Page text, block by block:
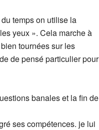
temps on utilise la
yeux ». Cela marche à
tournées sur les
de pensé particulier pour
banales et la fin de
ses compétences. je lui